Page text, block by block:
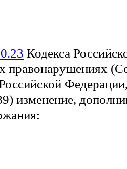
Кодекса
правонарушениях
изменение,